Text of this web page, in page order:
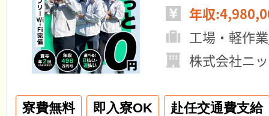
年収
工場・軽作
株式会社ニ
寮費無料 即入寮OK
赴任交通費支給